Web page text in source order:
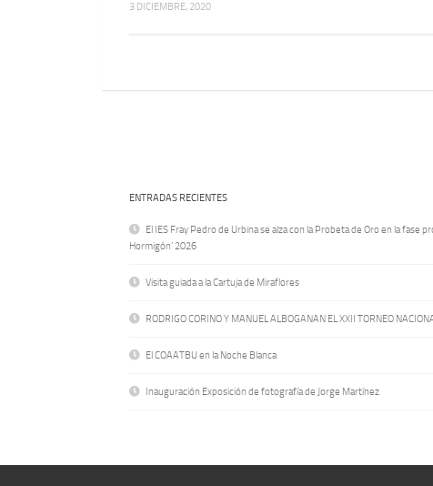
3 DICIEMBRE, 2020
ENTRADAS RECIENTES
El IES Fray Pedro de Urbina se alza con la Probeta de Oro en la fase
Hormigón’ 2026
Visita guiada a la Cartuja de Miraflores
RODRIGO CORINO Y MANUEL ALBOGANAN EL XXII TORNEO
El COAATBU en la Noche Blanca
Inauguración Exposición de fotografía de Jorge Martínez